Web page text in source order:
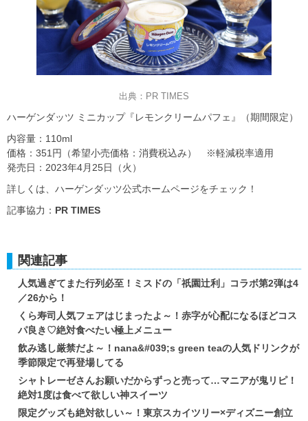
出典：PR TIMES
ハーゲンダッツ ミニカップ『レモンクリームパフェ』（期間限定）
内容量：110ml
価格：351円（希望小売価格：消費税込み） ※軽減税率適用
発売日：2023年4月25日（火）
詳しくは、ハーゲンダッツ公式ホームページをチェック！
記事協力： PR TIMES
関連記事
人気過ぎてまた行列必至！ミスドの「祇園辻利」コラボ第2弾は4
／26から！
くら寿司人気フェアはじまったよ～！赤字が心配になるほどコス
パ良き♡絶対食べたい極上メニュー
飲み逃し厳禁だよ～！nana&#039;s green teaの人気ドリンクが
季節限定で再登場してる
シャトレーゼさんお願いだからずっと売って…マニアが鬼リピ！
絶対1度は食べて欲しい神スイーツ
限定グッズも絶対欲しい～！東京スカイツリー×ディズニー創立